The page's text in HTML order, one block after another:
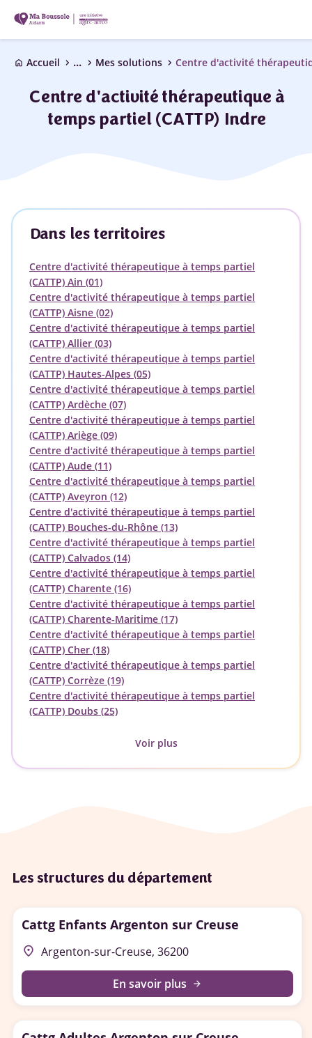
home Accueil chevron_right ... chevron_right Mes solutions chevron_right
Centre d'activité thérapeutique à
temps partiel (CATTP) Indre
Dans les territoires
Centre d'activité thérapeutique à temps partiel
(CATTP) Ain (01)
Centre d'activité thérapeutique à temps partiel
(CATTP) Aisne (02)
Centre d'activité thérapeutique à temps partiel
(CATTP) Allier (03)
Centre d'activité thérapeutique à temps partiel
(CATTP) Hautes-Alpes (05)
Centre d'activité thérapeutique à temps partiel
(CATTP) Ardèche (07)
Centre d'activité thérapeutique à temps partiel
(CATTP) Ariège (09)
Centre d'activité thérapeutique à temps partiel
(CATTP) Aude (11)
Centre d'activité thérapeutique à temps partiel
(CATTP) Aveyron (12)
Centre d'activité thérapeutique à temps partiel
(CATTP) Bouches-du-Rhône (13)
Centre d'activité thérapeutique à temps partiel
(CATTP) Calvados (14)
Centre d'activité thérapeutique à temps partiel
(CATTP) Charente (16)
Centre d'activité thérapeutique à temps partiel
(CATTP) Charente-Maritime (17)
Centre d'activité thérapeutique à temps partiel
(CATTP) Cher (18)
Centre d'activité thérapeutique à temps partiel
(CATTP) Corrèze (19)
Centre d'activité thérapeutique à temps partiel
(CATTP) Doubs (25)
Voir plus
Les structures du département
Cattg Enfants Argenton sur Creuse
place Argenton-sur-Creuse, 36200
En savoir plus arrow_forward